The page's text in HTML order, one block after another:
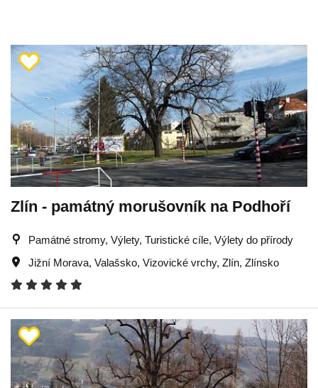
Zlín - památný morušovník na Podhoří
Památné stromy, Výlety, Turistické cíle, Výlety do přírody
Jižní Morava, Valašsko, Vizovické vrchy, Zlín, Zlínsko